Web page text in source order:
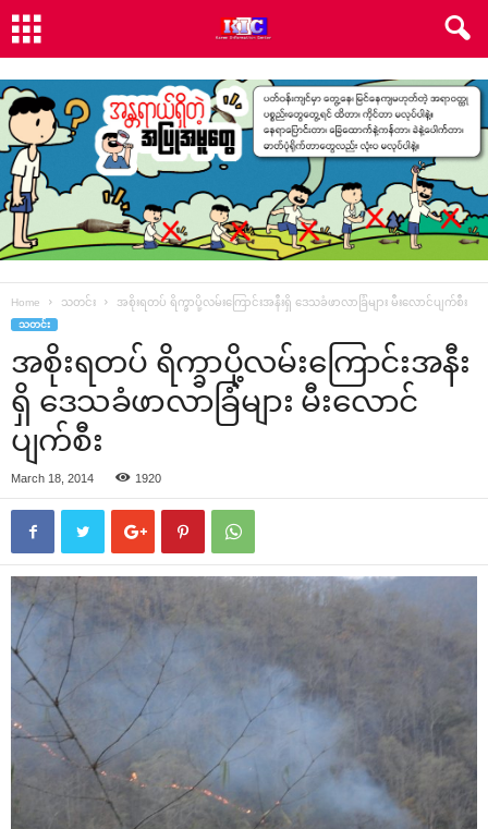
Home သတင်း အစိုးရတပ် ရိက္ခာပို့လမ်း‌ကြောင်းအနီးရှိ ‌ဒေသခံဖာလာခြံများ မီး‌လောင်ပျက်စီး
သတင်း
အစိုးရတပ် ရိက္ခာပို့လမ်း‌ကြောင်းအနီး
ရှိ ‌ဒေသခံဖာလာခြံများ မီး‌လောင်
ပျက်စီး
March 18, 2014 1920